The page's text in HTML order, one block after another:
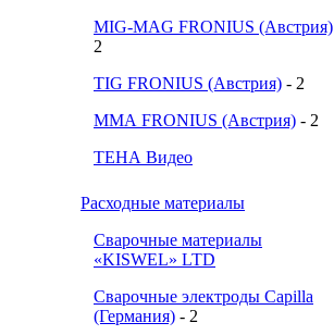
MIG-MAG FRONIUS (Австрия)
2
TIG FRONIUS (Австрия) - 2
ММА FRONIUS (Австрия) - 2
ТЕНА Видео
Расходные материалы
Сварочные материалы
«KISWEL» LTD
Сварочные электроды Capilla
(Германия) - 2